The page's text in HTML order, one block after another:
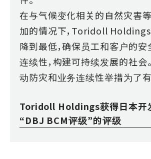
在与气候变化相关的自然灾害
加的情况下，Toridoll
降到最低，确保员工和客户的安
连续性，构建可持续发展的社会
动防灾和业务连续性举措为了
Toridoll Holdings获得日本开
“DBJ BCM评级”的评级